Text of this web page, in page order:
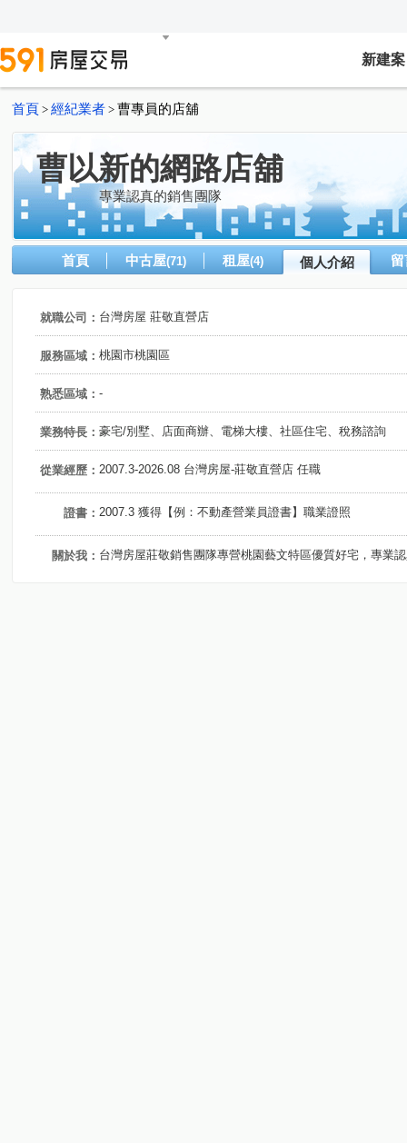
新建案
首頁 > 經紀業者 > 曹專員的店舖
曹以新的網路店舖
專業認真的銷售團隊
首頁 中古屋(71) 租屋(4) 個人介紹
就職公司： 台灣房屋 莊敬直營店
服務區域： 桃園市桃園區
熟悉區域： -
業務特長： 豪宅/別墅、店面商辦、電梯大樓、社區住宅、稅務諮詢
從業經歷： 2007.3-2026.08 台灣房屋-莊敬直營店 任職
證書： 2007.3 獲得【例：不動產營業員證書】職業證照
關於我： 台灣房屋莊敬銷售團隊專營桃園藝文特區優質好宅，專業